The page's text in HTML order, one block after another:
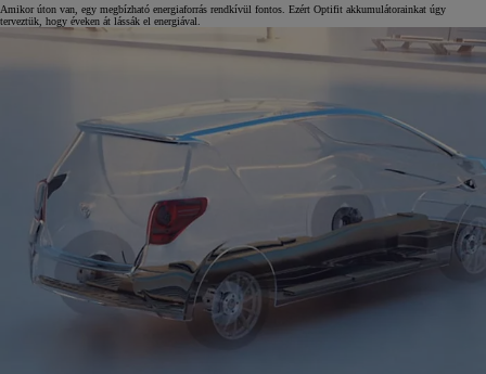
Amikor úton van, egy megbízható energiaforrás rendkívül fontos. Ezért Optifit akkumulátorainkat úgy
terveztük, hogy éveken át lássák el energiával.